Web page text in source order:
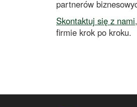
partnerów
Skontaktuj się z nami
firmie krok po kroku.